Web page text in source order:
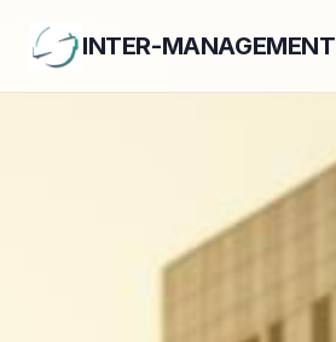
INTER-MANAGEMENT